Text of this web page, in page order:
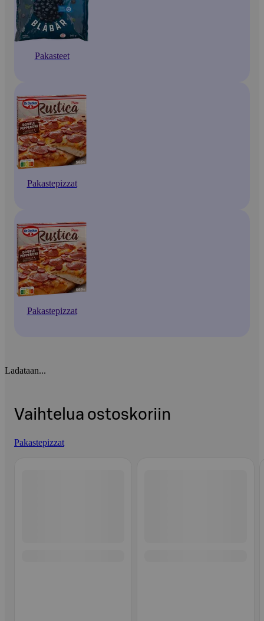
Pakasteet
Pakastepizzat
Pakastepizzat
Ladataan...
Vaihtelua ostoskoriin
Pakastepizzat